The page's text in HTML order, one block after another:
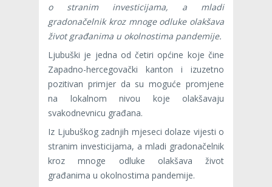
o stranim investicijama, a mladi
gradonačelnik kroz mnoge odluke olakšava
život građanima u okolnostima pandemije.
Ljubuški je jedna od četiri općine koje čine
Zapadno-hercegovački kanton i izuzetno
pozitivan primjer da su moguće promjene
na lokalnom nivou koje olakšavaju
svakodnevnicu građana.
Iz Ljubuškog zadnjih mjeseci dolaze vijesti o
stranim investicijama, a mladi gradonačelnik
kroz mnoge odluke olakšava život
građanima u okolnostima pandemije.